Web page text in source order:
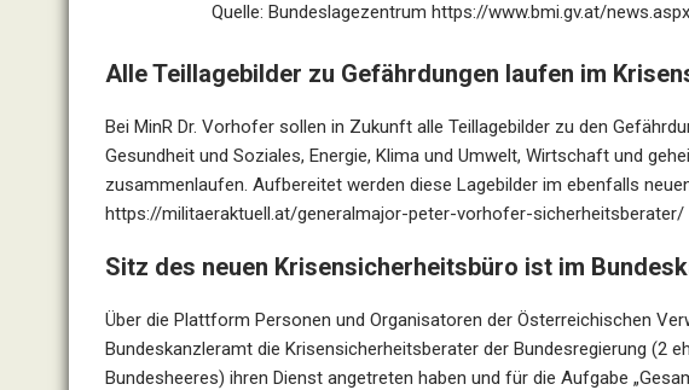
Quelle: Bundeslagezentrum https://www.bmi.gv.at/
Alle Teillagebilder zu Gefährdungen laufen im
Bei MinR Dr. Vorhofer sollen in Zukunft alle Teillagebilder zu den
Gesundheit und Soziales, Energie, Klima und Umwelt, Wirtschaft und
zusammenlaufen. Aufbereitet werden diese Lagebilder im ebenfalls
https://militaeraktuell.at/generalmajor-peter-vorhofer-sicherheitsberater/
Sitz des neuen Krisensicherheitsbüro ist im
Über die Plattform Personen und Organisatoren der Österreichischen
Bundeskanzleramt die Krisensicherheitsberater der Bundesregierung (2
Bundesheeres) ihren Dienst angetreten haben und für die Aufgabe